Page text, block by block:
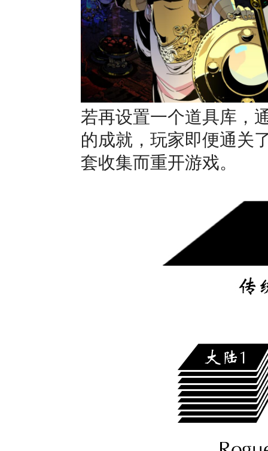
若再设置一个道具库，
的成就，玩家即便通关
套收集而重开游戏。